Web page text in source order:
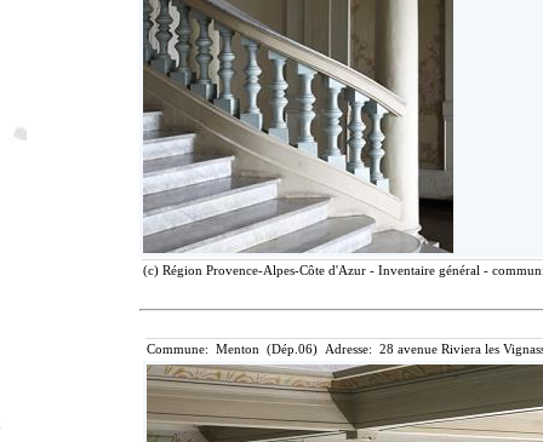
(c) Région Provence-Alpes-Côte d'Azur - Inventaire général -
Commune: Menton (Dép.06) Adresse: 28 avenue Riviera les